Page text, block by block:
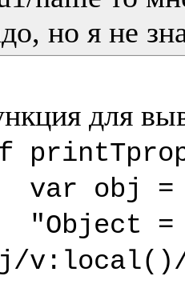
но я не
obj =